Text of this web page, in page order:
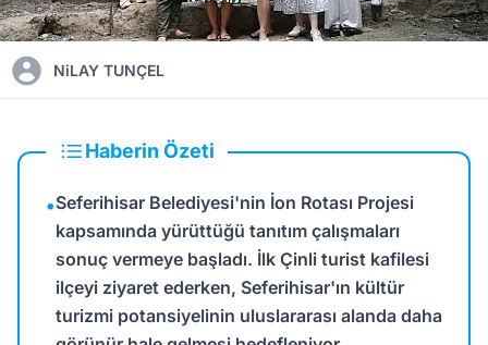
NiLAY TUNÇEL
Haberin Özeti
•Seferihisar Belediyesi'nin İon Rotası Projesi
kapsamında yürüttüğü tanıtım çalışmaları
sonuç vermeye başladı. İlk Çinli turist kafilesi
ilçeyi ziyaret ederken, Seferihisar'ın kültür
turizmi potansiyelinin uluslararası alanda daha